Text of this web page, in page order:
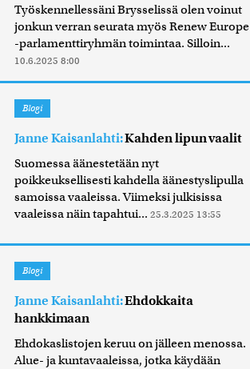
Työskennellessäni Brysselissä olen voinut
jonkun verran seurata myös Renew Europe
-parlamenttiryhmän toimintaa. Silloin...
10.6.2025 8:00
Blogi
Janne Kaisanlahti:Kahden lipun vaalit
Suomessa äänestetään nyt
poikkeuksellisesti kahdella äänestyslipulla
samoissa vaaleissa. Viimeksi julkisissa
vaaleissa näin tapahtui... 25.3.2025 13:55
Blogi
Janne Kaisanlahti:Ehdokkaita
hankkimaan
Ehdokaslistojen keruu on jälleen menossa.
Alue- ja kuntavaaleissa, jotka käydään